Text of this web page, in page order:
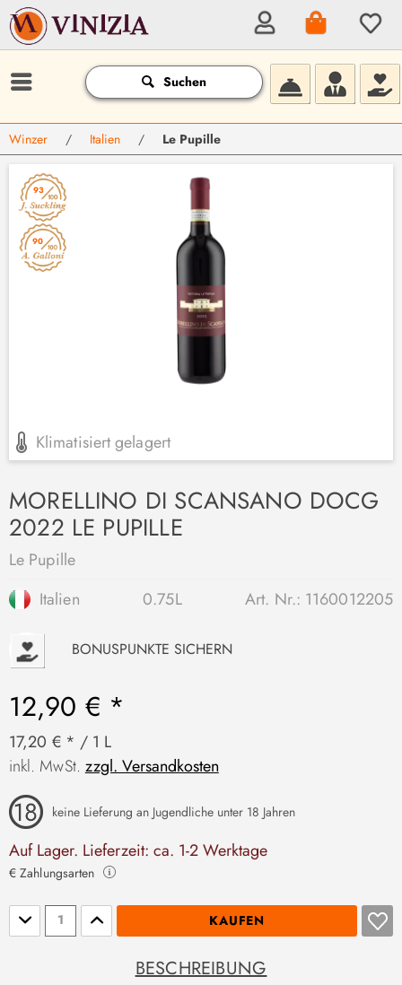
Suchen
Winzer / Italien / Le Pupille
93
90
Klimatisiert gelagert
MORELLINO DI SCANSANO DOCG
2022 LE PUPILLE
Le Pupille
Italien
0.75L Art. Nr.: 1160012205
P BONUSPUNKTE SICHERN
12,90 € *
17,20 € * / 1 L
inkl. MwSt. zzgl. Versandkosten
keine Lieferung an Jugendliche unter 18 Jahren
Auf Lager. Lieferzeit: ca. 1-2 Werktage
€ Zahlungsarten
Stückzahl KAUFEN
BESCHREIBUNG